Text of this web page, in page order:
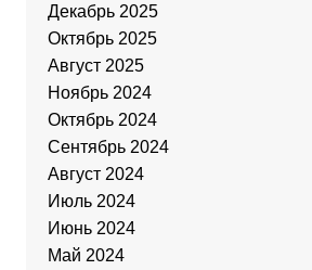
Декабрь 2025
Октябрь 2025
Август 2025
Ноябрь 2024
Октябрь 2024
Сентябрь 2024
Август 2024
Июль 2024
Июнь 2024
Май 2024